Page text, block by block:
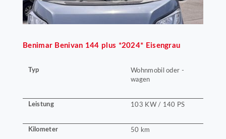
Benimar Benivan 144 plus *2024* Eisengrau
Typ
Wohnmobil oder -
wagen
Leistung 103 KW / 140 PS
Kilometer 50 km